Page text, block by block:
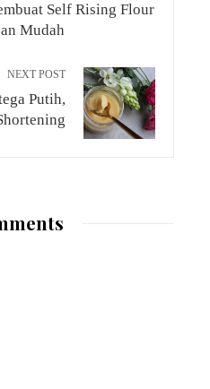
Self Rising Flour
Mudah
NEXT POST
Putih,